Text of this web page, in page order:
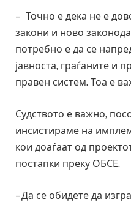
– Точно е дека не е
закони и ново
потребно е да се
јавноста, граѓаните и
правен систем. Тоа е
Судството е важно,
инсистираме на
кои доаѓаат од
постапки преку ОБСЕ.
– Да се обидете да